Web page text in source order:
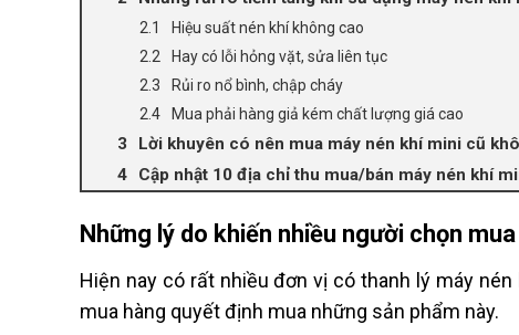
Hiệu suất nén khí không cao
Hay có lỗi hỏng vặt, sửa liên tục
Rủi ro nổ bình, chập cháy
Mua phải hàng giả kém chất lượng giá cao
Lời khuyên có nên mua máy nén khí mini cũ
Cập nhật 10 địa chỉ thu mua/bán máy nén khí
Những lý do khiến nhiều người chọn
Hiện nay có rất nhiều đơn vị có thanh lý máy
mua hàng quyết định mua những sản phẩm này.